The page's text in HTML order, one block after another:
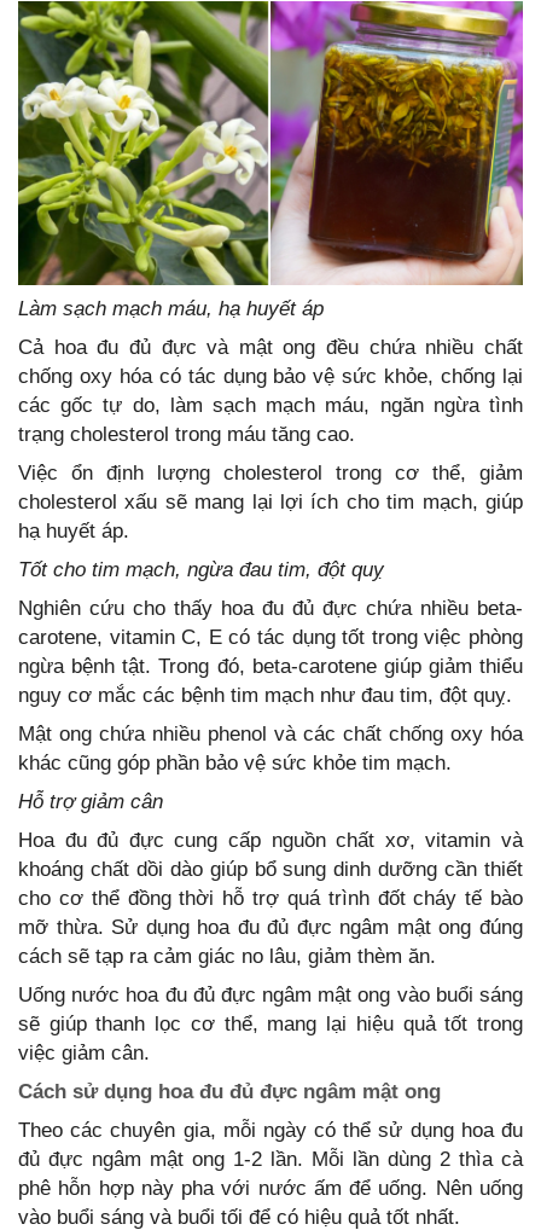
Làm sạch mạch máu, hạ huyết áp
Cả hoa đu đủ đực và mật ong đều chứa nhiều chất
chống oxy hóa có tác dụng bảo vệ sức khỏe, chống lại
các gốc tự do, làm sạch mạch máu, ngăn ngừa tình
trạng cholesterol trong máu tăng cao.
Việc ổn định lượng cholesterol trong cơ thể, giảm
cholesterol xấu sẽ mang lại lợi ích cho tim mạch, giúp
hạ huyết áp.
Tốt cho tim mạch, ngừa đau tim, đột quỵ
Nghiên cứu cho thấy hoa đu đủ đực chứa nhiều beta-
carotene, vitamin C, E có tác dụng tốt trong việc phòng
ngừa bệnh tật. Trong đó, beta-carotene giúp giảm thiểu
nguy cơ mắc các bệnh tim mạch như đau tim, đột quỵ.
Mật ong chứa nhiều phenol và các chất chống oxy hóa
khác cũng góp phần bảo vệ sức khỏe tim mạch.
Hỗ trợ giảm cân
Hoa đu đủ đực cung cấp nguồn chất xơ, vitamin và
khoáng chất dồi dào giúp bổ sung dinh dưỡng cần thiết
cho cơ thể đồng thời hỗ trợ quá trình đốt cháy tế bào
mỡ thừa. Sử dụng hoa đu đủ đực ngâm mật ong đúng
cách sẽ tạp ra cảm giác no lâu, giảm thèm ăn.
Uống nước hoa đu đủ đực ngâm mật ong vào buổi sáng
sẽ giúp thanh lọc cơ thể, mang lại hiệu quả tốt trong
việc giảm cân.
Cách sử dụng hoa đu đủ đực ngâm mật ong
Theo các chuyên gia, mỗi ngày có thể sử dụng hoa đu
đủ đực ngâm mật ong 1-2 lần. Mỗi lần dùng 2 thìa cà
phê hỗn hợp này pha với nước ấm để uống. Nên uống
vào buổi sáng và buổi tối để có hiệu quả tốt nhất.